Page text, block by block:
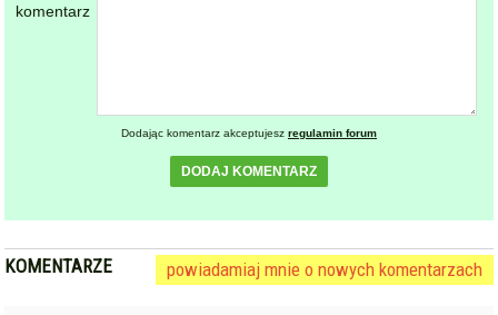
komentarz
Dodając komentarz akceptujesz regulamin forum
DODAJ KOMENTARZ
KOMENTARZE powiadamiaj mnie o nowych komentarzach